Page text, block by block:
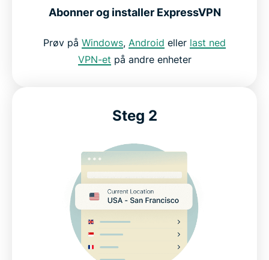
Ofte stilte spørsmål om VPN
ExpressVPN for gaming: prøv det risikofritt
Abonner og installer ExpressVPN
Prøv på Windows, Android eller last ned
VPN-et på andre enheter
Steg 2